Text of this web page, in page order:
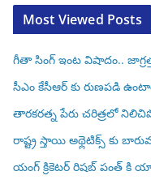
Most Viewed Posts
గీతా సింగ్ ఇంట విషాదం..
సీఎం కేసీఆర్ కు రుణపడి
తారకరత్న పేరు చరిత్రలో
రాష్ట్ర స్తాయి అథ్లెటిక్స్ కు
యంగ్ క్రికెటర్ రిషబ్ పంత్ కి